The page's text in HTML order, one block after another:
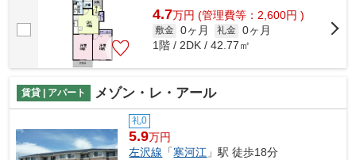
4.7万円 (管理費等：2,600円 )
敷金 0ヶ月 礼金 0ヶ月
1階 / 2DK / 42.77㎡
賃貸 | アパート メゾン・レ・アール
礼0
5.9万円
左沢線 「寒河江 」駅 徒歩18分